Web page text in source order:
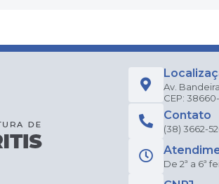
Av.
CEP:
Contato
(38) 3662-
De 2ª a 6ª